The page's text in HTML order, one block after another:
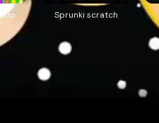
Sprunki scratch